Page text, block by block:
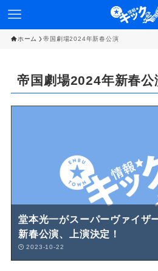
ホーム 帝国劇場2024年新春公演
帝国劇場2024年新春公
堂本光一がスーパーヴァイザ
新春公演、上演決定！
2023-10-22